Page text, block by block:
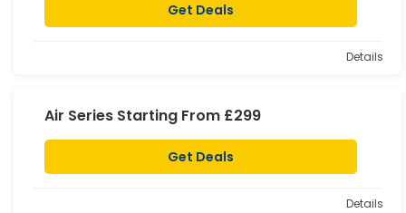
Get Deals
Details
Air Series Starting From £299
Get Deals
Details